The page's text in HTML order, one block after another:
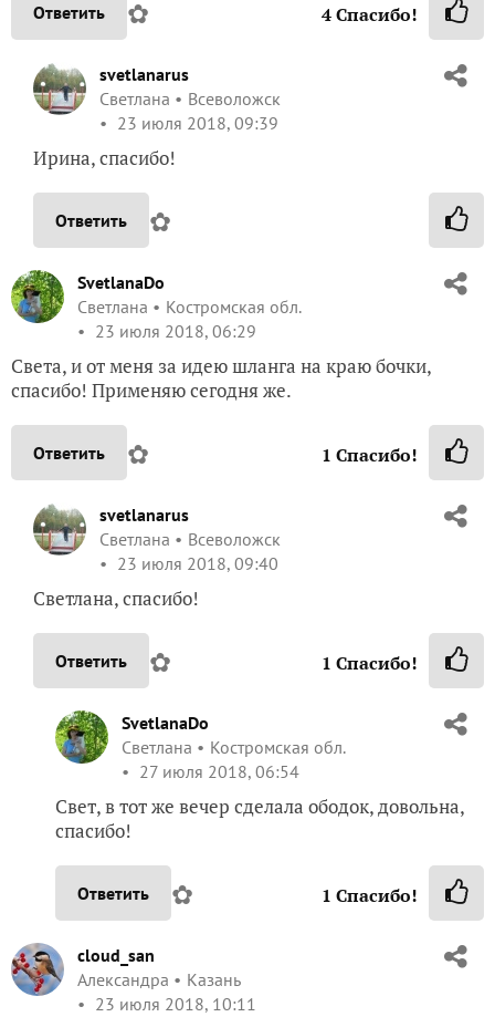
Ответить ✿ 4Спасибо!
svetlanarus
Светлана
Всеволожск
23 июля 2018, 09:39
Ирина, спасибо!
Ответить ✿
SvetlanaDo
Светлана
Костромская обл.
23 июля 2018, 06:29
Света, и от меня за идею шланга на краю бочки,
спасибо! Применяю сегодня же.
Ответить ✿ 1 Спасибо!
svetlanarus
Светлана
Всеволожск
23 июля 2018, 09:40
Светлана, спасибо!
Ответить ✿ 1 Спасибо!
SvetlanaDo
Светлана
Костромская обл.
27 июля 2018, 06:54
Свет, в тот же вечер сделала ободок, довольна,
спасибо!
Ответить ✿ 1 Спасибо!
cloud_san
Александра
Казань
23 июля 2018, 10:11